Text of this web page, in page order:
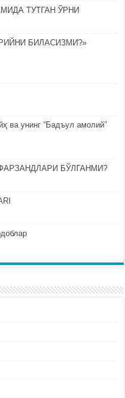
ТУТГАН ЎРНИ
БИЛАСИЗМИ?»
ва унинг “Бадъул амолий”
БЎЛГАНМИ?